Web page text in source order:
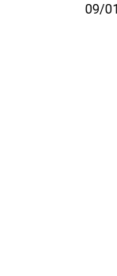
Το αρχείο09/